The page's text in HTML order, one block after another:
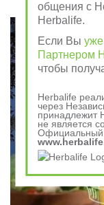
общения с
Herbalife.
Если Вы
Партнером
чтобы
Herbalife
через
принадлежит
не является
Официальный